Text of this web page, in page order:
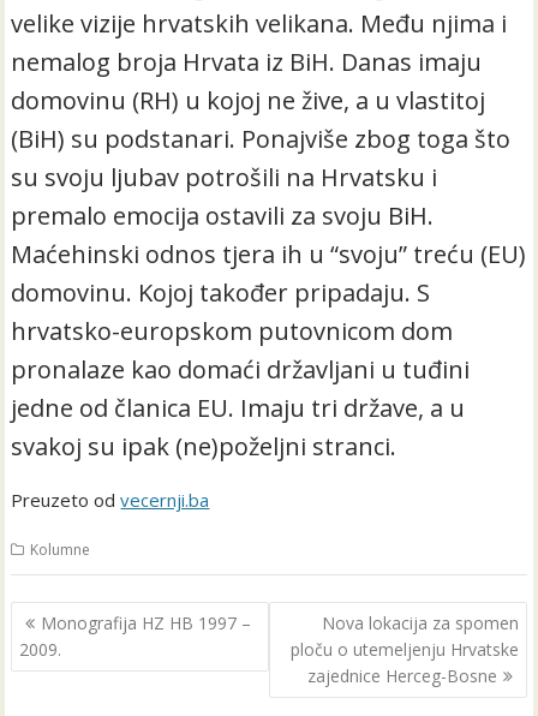
velike vizije hrvatskih velikana. Među njima i
nemalog broja Hrvata iz BiH. Danas imaju
domovinu (RH) u kojoj ne žive, a u vlastitoj
(BiH) su podstanari. Ponajviše zbog toga što
su svoju ljubav potrošili na Hrvatsku i
premalo emocija ostavili za svoju BiH.
Maćehinski odnos tjera ih u “svoju” treću (EU)
domovinu. Kojoj također pripadaju. S
hrvatsko-europskom putovnicom dom
pronalaze kao domaći državljani u tuđini
jedne od članica EU. Imaju tri države, a u
svakoj su ipak (ne)poželjni stranci.
Preuzeto odvecernji.ba
Kolumne
Navigacija
objava
Monografija HZ HB 1997 –
2009.
Nova lokacija za spomen
ploču o utemeljenju Hrvatske
zajednice Herceg-Bosne